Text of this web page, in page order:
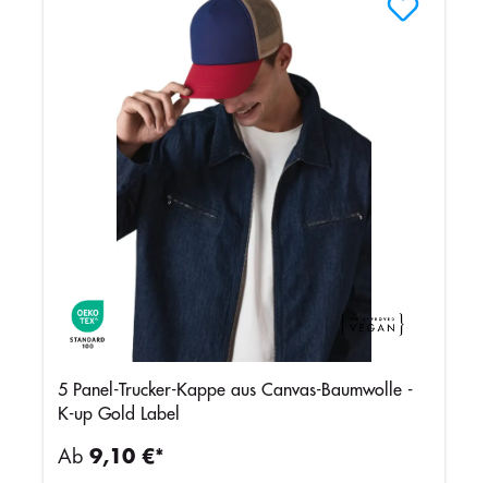
5 Panel-Trucker-Kappe aus Canvas-Baumwolle -
K-up Gold Label
Ab 9,10 €*